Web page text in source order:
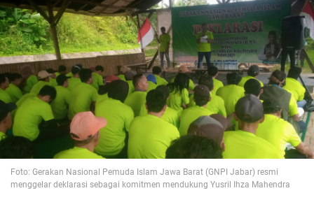
Foto: Gerakan Nasional Pemuda Islam Jawa Barat (GNPI Jabar) resmi
menggelar deklarasi sebagai komitmen mendukung Yusril Ihza Mahendra